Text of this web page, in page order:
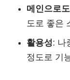
메인으로
도로 좋은
활용성: 나
정도로 기